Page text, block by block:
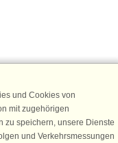
an
25 €für Ihren nächsten
DanCenter Newsletter
Gewinnspiele und
und Cookies von
mit zugehörigen
zu speichern, unsere Dienste
und Verkehrsmessungen